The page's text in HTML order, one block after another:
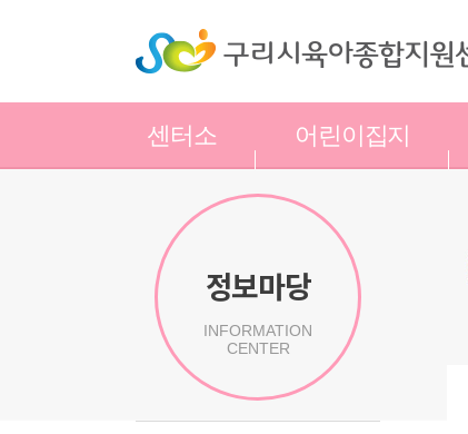
센터소
어린이집지
정보마당
INFORMATION
CENTER